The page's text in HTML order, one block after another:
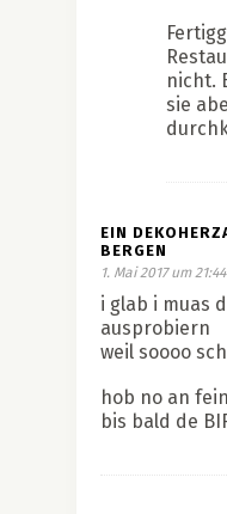
nicht.
sie
EIN
BERGEN
1. Mai 2017 um 21:44
i glab i muas
ausprobiern
weil soooo
hob no an
bis bald de